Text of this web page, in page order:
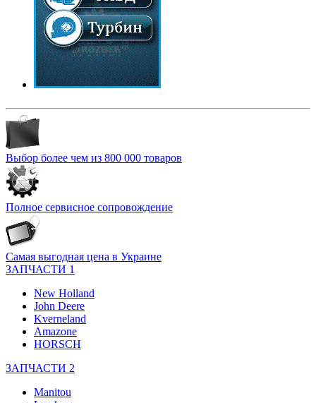
Выбор более чем из 800 000 товаров
Полное сервисное сопровождение
Самая выгодная цена в Украине
ЗАПЧАСТИ 1
New Holland
John Deere
Kverneland
Amazone
HORSCH
ЗАПЧАСТИ 2
Manitou